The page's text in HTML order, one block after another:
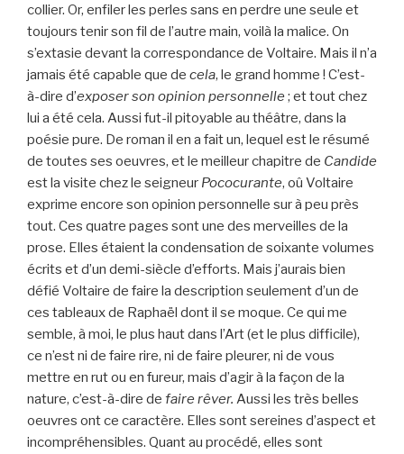
collier. Or, enfiler les perles sans en perdre une seule et
toujours tenir son fil de l’autre main, voilà la malice. On
s’extasie devant la correspondance de Voltaire. Mais il n’a
jamais été capable que de cela, le grand homme ! C’est-
à-dire d’exposer son opinion personnelle ; et tout chez
lui a été cela. Aussi fut-il pitoyable au théâtre, dans la
poésie pure. De roman il en a fait un, lequel est le résumé
de toutes ses oeuvres, et le meilleur chapitre de Candide
est la visite chez le seigneur Pococurante, oû Voltaire
exprime encore son opinion personnelle sur à peu près
tout. Ces quatre pages sont une des merveilles de la
prose. Elles étaient la condensation de soixante volumes
écrits et d’un demi-siècle d’efforts. Mais j’aurais bien
défié Voltaire de faire la description seulement d’un de
ces tableaux de Raphaël dont il se moque. Ce qui me
semble, à moi, le plus haut dans l’Art (et le plus difficile),
ce n’est ni de faire rire, ni de faire pleurer, ni de vous
mettre en rut ou en fureur, mais d’agir à la façon de la
nature, c’est-à-dire de faire rêver. Aussi les très belles
oeuvres ont ce caractère. Elles sont sereines d’aspect et
incompréhensibles. Quant au procédé, elles sont